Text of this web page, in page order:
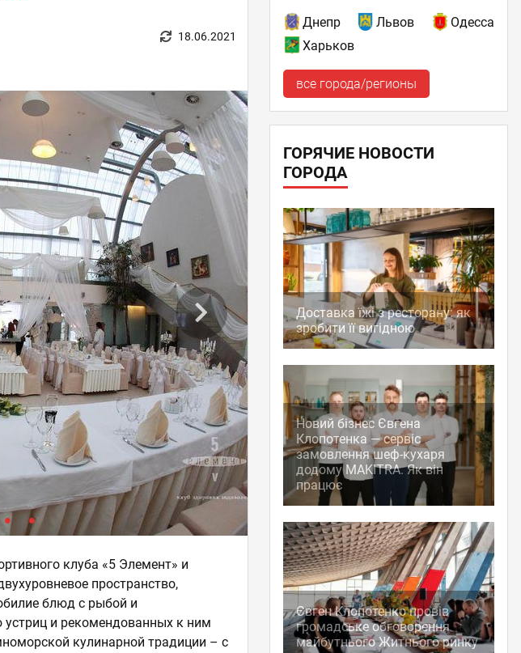
18.06.2021
клуба «5 Элемент» и
пространство,
блюд с рыбой и
и рекомендованных к ним
кулинарной традиции – с
Днепр Львов
Одесса
Харьков
все города/регионы
ГОРЯЧИЕ НОВОСТИ
ГОРОДА
Доставка їжі з ресторану: як
зробити її вигідною
Новий бізнес Євгена
Клопотенка — сервіс
замовлення шеф-кухаря
додому MAKITRA. Як він
працює
Євген Клопотенко провів
громадське обговорення
майбутнього Житнього ринку